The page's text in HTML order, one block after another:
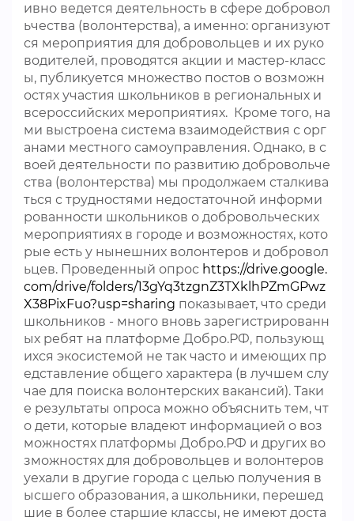
ивно ведется деятельность в сфере добровол
ьчества (волонтерства), а именно: организуют
ся мероприятия для добровольцев и их руко
водителей, проводятся акции и мастер-класс
ы, публикуется множество постов о возможн
остях участия школьников в региональных и
всероссийских мероприятиях. Кроме того, на
ми выстроена система взаимодействия с орг
анами местного самоуправления. Однако, в с
воей деятельности по развитию добровольче
ства (волонтерства) мы продолжаем сталкива
ться с трудностями недостаточной информи
рованности школьников о добровольческих
мероприятиях в городе и возможностях, кото
рые есть у нынешних волонтеров и добровол
ьцев. Проведенный опрос https://drive.google.
com/drive/folders/13gYq3tzgnZ3TXklhPZmGPwz
X38PixFuo?usp=sharing показывает, что среди
школьников - много вновь зарегистрированн
ых ребят на платформе Добро.РФ, пользующ
ихся экосистемой не так часто и имеющих пр
едставление общего характера (в лучшем слу
чае для поиска волонтерских вакансий). Таки
е результаты опроса можно объяснить тем, чт
о дети, которые владеют информацией о воз
можностях платформы Добро.РФ и других во
зможностях для добровольцев и волонтеров
уехали в другие города с целью получения в
ысшего образования, а школьники, перешед
шие в более старшие классы, не имеют доста